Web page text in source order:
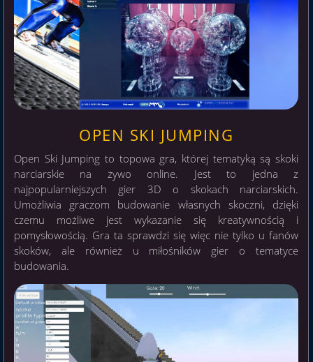
OPEN SKI JUMPING
Open Ski Jumping to topowa gra, której tematyką są skoki
narciarskie na żywo online. Jest to jedna z
najpopularniejszych gier 3D o skokach narciarskich.
Umożliwia graczom budowanie własnych skoczni, dzięki
czemu możliwe jest wykazanie się kreatywnością i
pomysłowością. Gra ta sprawdzi się więc nie tylko u fanów
skoków, ale również u miłośników gier o tematyce
budowania.